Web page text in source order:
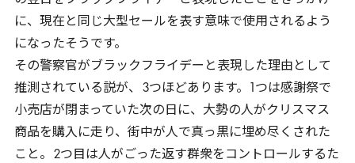
に、現在と同じ大型セールを表す意味で使用されるよう
になったそうです。
その警察官がブラックフライデーと表現した理由として
推測されている説が、
3つほどあります。
つは感謝祭で
小売店が閉まっていた次の日に、大勢の人がクリスマス
商品を購入に走り、街中が人で真っ黒に埋め尽くされた
こと。
2つ目は人がごった返す群衆をコントロールするた